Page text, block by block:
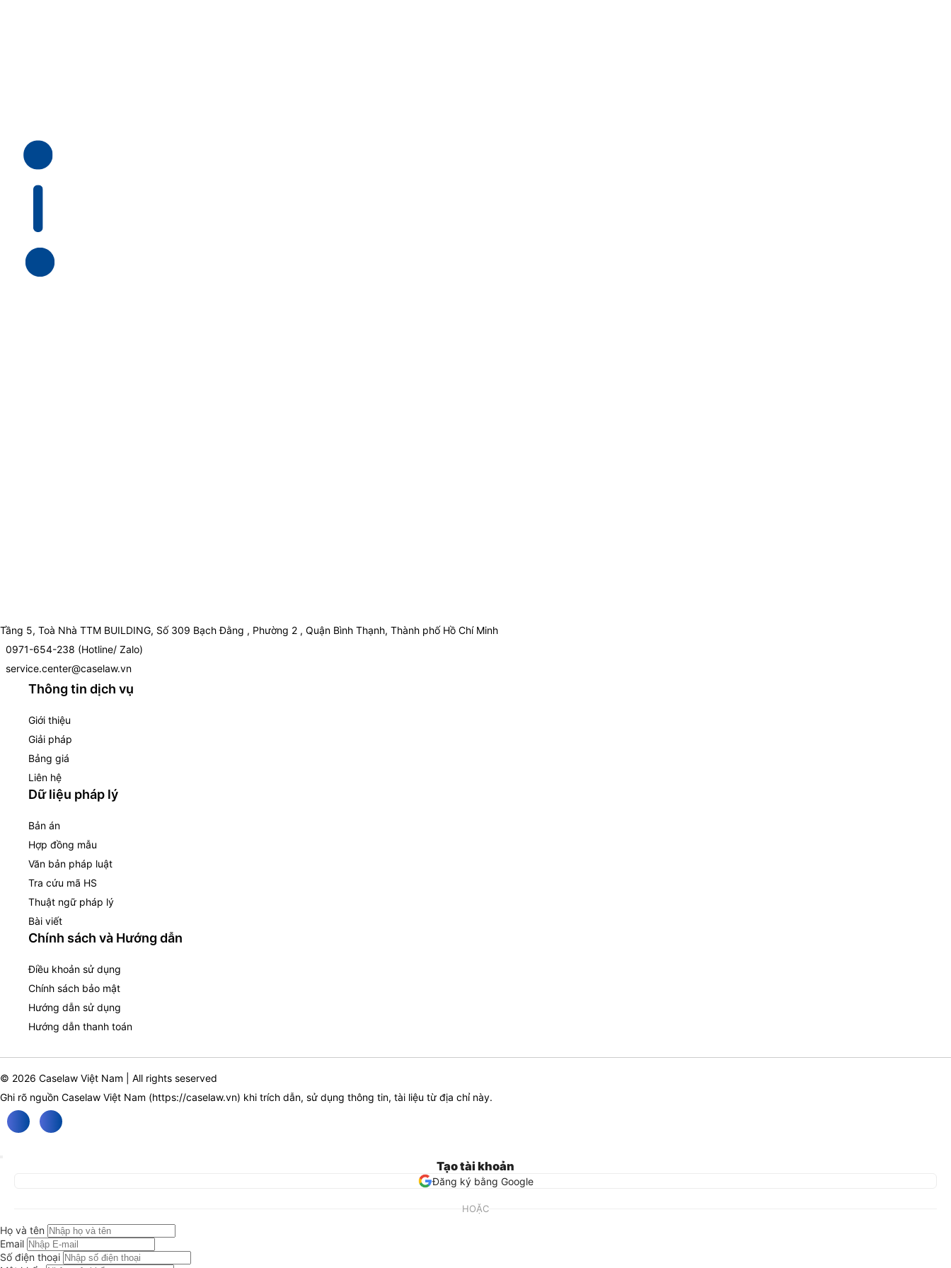
Tầng 5, Toà Nhà TTM BUILDING, Số 309 Bạch Đằng , Phường 2 , Quận Bình Thạnh, Thành phố Hồ Chí Minh
0971-654-238 (Hotline/ Zalo)
service.center@caselaw.vn
Thông tin dịch vụ
Giới thiệu
Giải pháp
Bảng giá
Liên hệ
Dữ liệu pháp lý
Bản án
Hợp đồng mẫu
Văn bản pháp luật
Tra cứu mã HS
Thuật ngữ pháp lý
Bài viết
Chính sách và Hướng dẫn
Điều khoản sử dụng
Chính sách bảo mật
Hướng dẫn sử dụng
Hướng dẫn thanh toán
© 2026 Caselaw Việt Nam | All rights seserved
Ghi rõ nguồn Caselaw Việt Nam (https://caselaw.vn) khi trích dẫn, sử dụng thông tin, tài liệu từ địa chỉ này.
Tạo tài khoản
Đăng ký bằng Google
HOẶC
Họ và tên
Email
Số điện thoại